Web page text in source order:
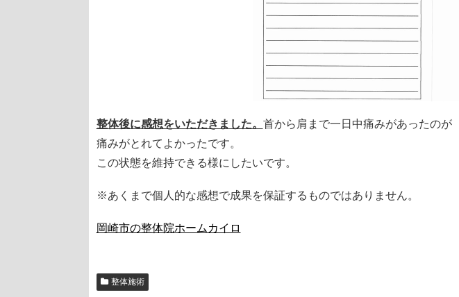
整体後に感想をいただきました。 首から肩まで一日中痛みがあったのが
痛みがとれてよかったです。
この状態を維持できる様にしたいです。
※あくまで個人的な感想で成果を保証するものではありません。
岡崎市の整体院ホームカイロ
整体施術